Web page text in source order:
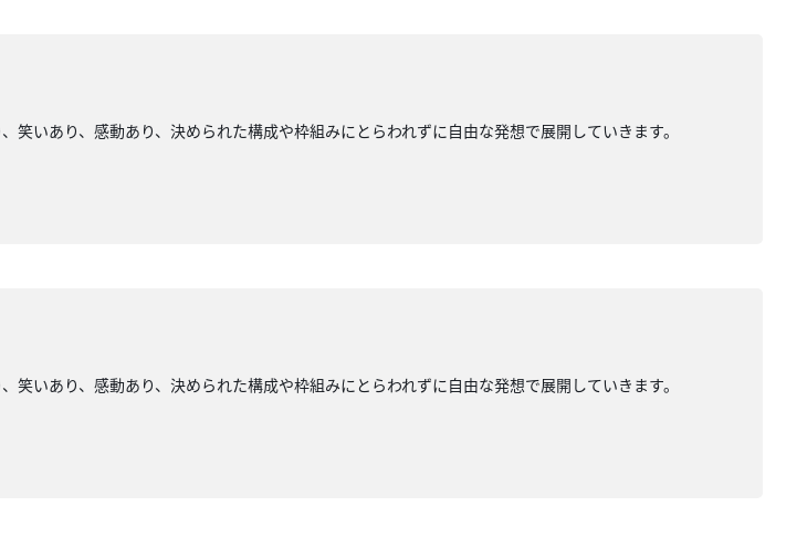
笑いあり、感動あり、決められた構成や枠組みにとらわれずに自由な発想で展開していきます。
笑いあり、感動あり、決められた構成や枠組みにとらわれずに自由な発想で展開していきます。